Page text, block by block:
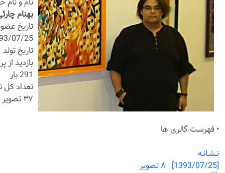
بهنام
تاریخ
07/25
تاریخ تولد
بازدید از
291 بار
تعداد کل
۳۷ تصویر
• فهرست گالری ها
نـشـانـه
[1393/07/25] ۸ تصویر